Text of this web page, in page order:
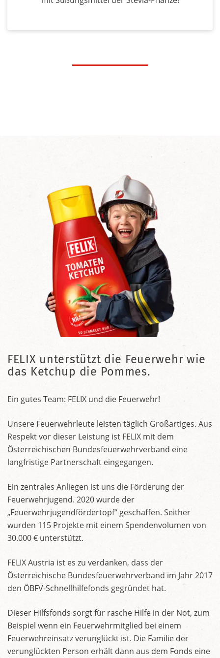
FELIX unterstützt die Feuerwehr wie
das Ketchup die Pommes.
Ein gutes Team: FELIX und die Feuerwehr!
Unsere Feuerwehrleute leisten täglich Großartiges. Aus
Respekt vor dieser Leistung ist FELIX mit dem
Österreichischen Bundesfeuerwehrverband eine
langfristige Partnerschaft eingegangen.
Ein zentrales Anliegen ist uns die Förderung der
Feuerwehrjugend. 2020 wurde der
„Feuerwehrjugendfördertopf“ geschaffen. Seither
wurden 115 Projekte mit einem Spendenvolumen von
30.000 € unterstützt.
FELIX Austria ist es zu verdanken, dass der
Österreichische Bundesfeuerwehrverband im Jahr 2017
den ÖBFV-Schnellhilfefonds gegründet hat.
Dieser Hilfsfonds sorgt für rasche Hilfe in der Not, zum
Beispiel wenn ein Feuerwehrmitglied bei einem
Feuerwehreinsatz verunglückt ist. Die Familie der
verunglückten Person erhält dann aus dem Fonds eine